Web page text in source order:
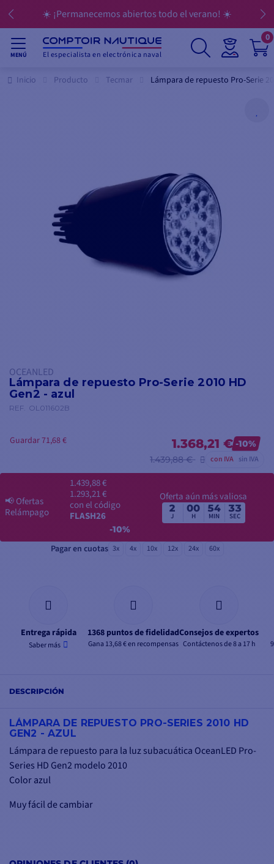
☀️ ¡Permanecemos abiertos todo el verano! ☀️
MENÚ El especialista en electrónica naval
0
Inicio Producto Tecmar Lámpara de repuesto Pro-Serie
OCEANLED
Lámpara de repuesto Pro-Serie 2010 HD
Gen2 - azul
REF. OL011602B
1.368,21 € -10%
1.439,88 €
con IVA sin IVA
Guardar 71,68 €
📢Ofertas
Relámpago
1.439,88 €
1.293,21 €
con el código
FLASH26
-10%
Oferta aún más valiosa
2
J
00
H
54
MIN
32
SEC
Pagar en cuotas 3x 4x 10x 12x 24x 60x
Entrega rápida
Saber más
1368 puntos de fidelidad
Gana 13,68 € en recompensas
Consejos de expertos
Contáctenos de 8 a 17 h
DESCRIPCIÓN
LÁMPARA DE REPUESTO PRO-SERIES 2010 HD
GEN2 - AZUL
Lámpara de repuesto para la luz subacuática OceanLED Pro-
Series HD Gen2 modelo 2010
Color azul
Muy fácil de cambiar